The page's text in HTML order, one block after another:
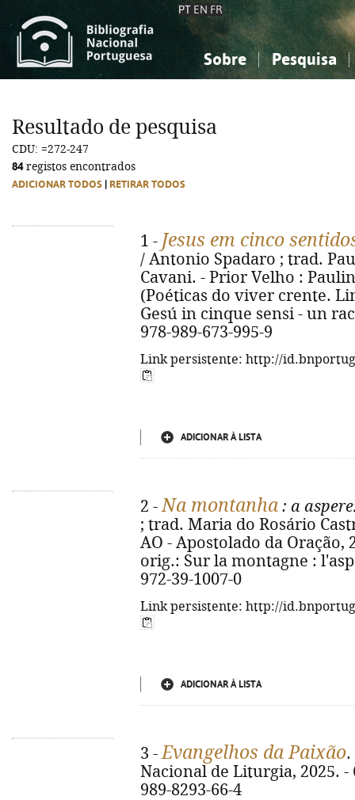
PT EN FR
Sobre Pesquisa
Ciências sociais...
Ciências sociais...
Resultado de pesquisa
CDU: =272-247
84registos encontrados
ADICIONAR TODOS RETIRAR TODOS
1 - Jesus em cinco
/ Antonio Spadaro ; trad.
Cavani. - Prior Velho :
(Poéticas do viver crente.
Gesú in cinque sensi - un
978-989-673-995-9
Link persistente: http://
ADICIONAR À LISTA
2 -Na montanha : a
; trad. Maria do Rosário
AO - Apostolado da Oração,
orig.: Sur la montagne :
972-39-1007-0
Link persistente: http://
ADICIONAR À LISTA
3 -Evangelhos da Paixão.
Nacional de Liturgia, 2025. -
989-8293-66-4